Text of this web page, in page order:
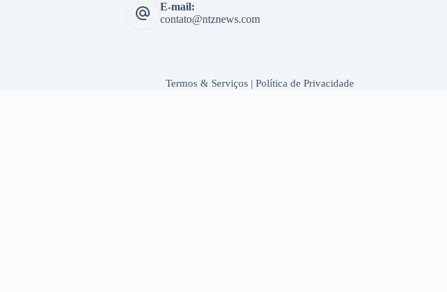
E-mail:
contato@ntznews.com
Termos & Serviços| Política de Privacidade